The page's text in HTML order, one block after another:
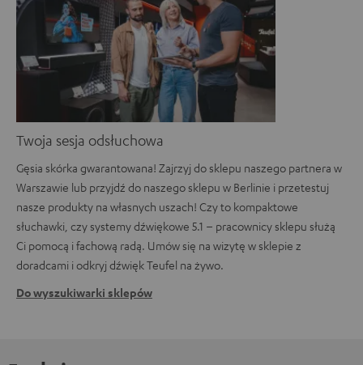
Twoja sesja odsłuchowa
Gęsia skórka gwarantowana! Zajrzyj do sklepu naszego partnera w
Warszawie lub przyjdź do naszego sklepu w Berlinie i przetestuj
nasze produkty na własnych uszach! Czy to kompaktowe
słuchawki, czy systemy dźwiękowe 5.1 – pracownicy sklepu służą
Ci pomocą i fachową radą. Umów się na wizytę w sklepie z
doradcami i odkryj dźwięk Teufel na żywo.
Do wyszukiwarki sklepów